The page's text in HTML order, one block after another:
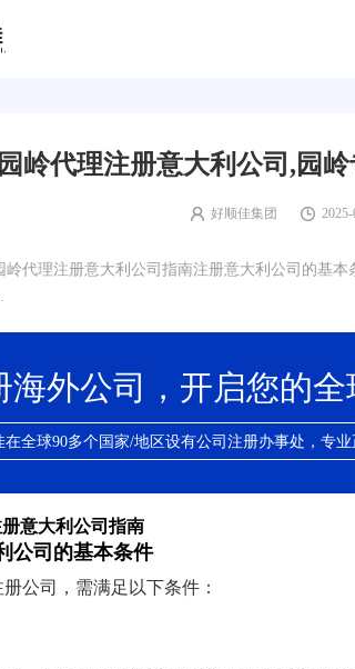
园岭代理注册意大利公司,园
好顺佳集团
岭代理注册意大利公司指南注册意大利公司的基
海外公司，开启您的全
在全球90多个国家/地区设有公司注册办事处，专业
意大利公司指南
公司的基本条件
公司，需满足以下条件：